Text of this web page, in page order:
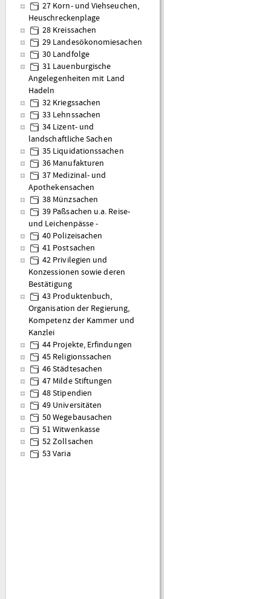
27 Korn- und Viehseuchen,
Heuschreckenplage
28 Kreissachen
29 Landesökonomiesachen
30 Landfolge
31 Lauenburgische
Angelegenheiten mit Land
Hadeln
32 Kriegssachen
33 Lehnssachen
34 Lizent- und
landschaftliche Sachen
35 Liquidationssachen
36 Manufakturen
37 Medizinal- und
Apothekensachen
38 Münzsachen
39 Paßsachen u.a. Reise-
und Leichenpässe -
40 Polizeisachen
41 Postsachen
42 Privilegien und
Konzessionen sowie deren
Bestätigung
43 Produktenbuch,
Organisation der Regierung,
Kompetenz der Kammer und
Kanzlei
44 Projekte, Erfindungen
45 Religionssachen
46 Städtesachen
47 Milde Stiftungen
48 Stipendien
49 Universitäten
50 Wegebausachen
51 Witwenkasse
52 Zollsachen
53 Varia